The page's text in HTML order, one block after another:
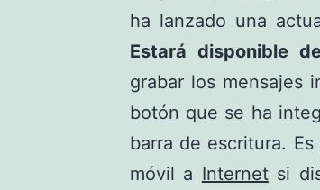
ha lanzado una
Estará disponible
grabar los mensajes
botón que se ha
barra de escritura.
móvil a Internetsi